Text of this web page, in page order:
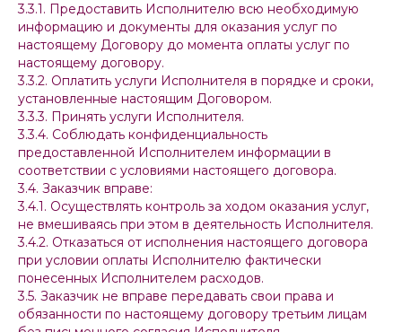
3.3.1. Предоставить Исполнителю всю необходимую
информацию и документы для оказания услуг по
настоящему Договору до момента оплаты услуг по
настоящему договору.
3.3.2. Оплатить услуги Исполнителя в порядке и сроки,
установленные настоящим Договором.
3.3.3. Принять услуги Исполнителя.
3.3.4. Соблюдать конфиденциальность
предоставленной Исполнителем информации в
соответствии с условиями настоящего договора.
3.4. Заказчик вправе:
3.4.1. Осуществлять контроль за ходом оказания услуг,
не вмешиваясь при этом в деятельность Исполнителя.
3.4.2. Отказаться от исполнения настоящего договора
при условии оплаты Исполнителю фактически
понесенных Исполнителем расходов.
3.5. Заказчик не вправе передавать свои права и
обязанности по настоящему договору третьим лицам